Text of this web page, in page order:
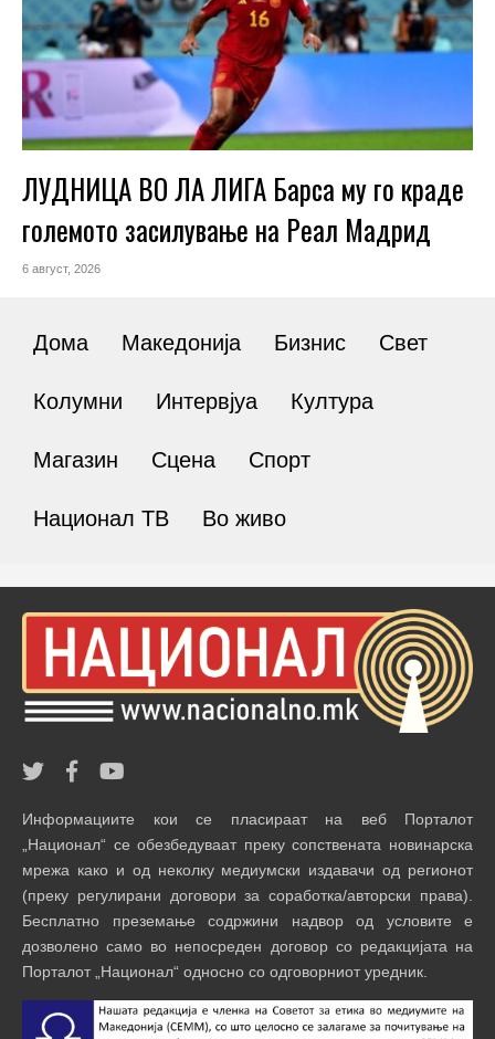
ЛУДНИЦА ВО ЛА ЛИГА Барса му го краде
големото засилување на Реал Мадрид
6 август, 2026
Дома Македонија Бизнис Свет
Колумни Интервјуа Култура
Магазин Сцена Спорт
Национал ТВ Во живо
Информациите кои се пласираат на веб Порталот
„Национал“ се обезбедуваат преку сопствената новинарска
мрежа како и од неколку медиумски издавачи од регионот
(преку регулирани договори за соработка/авторски права).
Бесплатно преземање содржини надвор од условите е
дозволено само во непосреден договор со редакцијата на
Порталот „Национал“ односно со одговорниот уредник.